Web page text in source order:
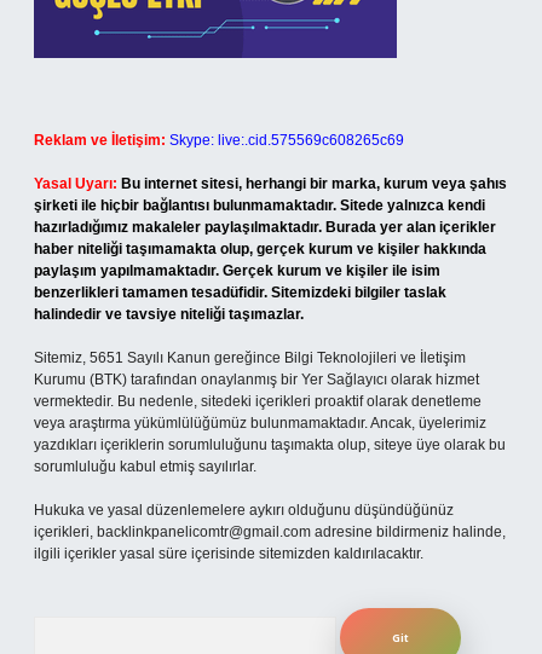
Reklam ve İletişim: Skype: live:.cid.575569c608265c69
Yasal Uyarı: Bu internet sitesi, herhangi bir marka, kurum veya şahıs
şirketi ile hiçbir bağlantısı bulunmamaktadır. Sitede yalnızca kendi
hazırladığımız makaleler paylaşılmaktadır. Burada yer alan içerikler
haber niteliği taşımamakta olup, gerçek kurum ve kişiler hakkında
paylaşım yapılmamaktadır. Gerçek kurum ve kişiler ile isim
benzerlikleri tamamen tesadüfidir. Sitemizdeki bilgiler taslak
halindedir ve tavsiye niteliği taşımazlar.
Sitemiz, 5651 Sayılı Kanun gereğince Bilgi Teknolojileri ve İletişim
Kurumu (BTK) tarafından onaylanmış bir Yer Sağlayıcı olarak hizmet
vermektedir. Bu nedenle, sitedeki içerikleri proaktif olarak denetleme
veya araştırma yükümlülüğümüz bulunmamaktadır. Ancak, üyelerimiz
yazdıkları içeriklerin sorumluluğunu taşımakta olup, siteye üye olarak bu
sorumluluğu kabul etmiş sayılırlar.
Hukuka ve yasal düzenlemelere aykırı olduğunu düşündüğünüz
içerikleri, backlinkpanelicomtr@gmail.com adresine bildirmeniz halinde,
ilgili içerikler yasal süre içerisinde sitemizden kaldırılacaktır.